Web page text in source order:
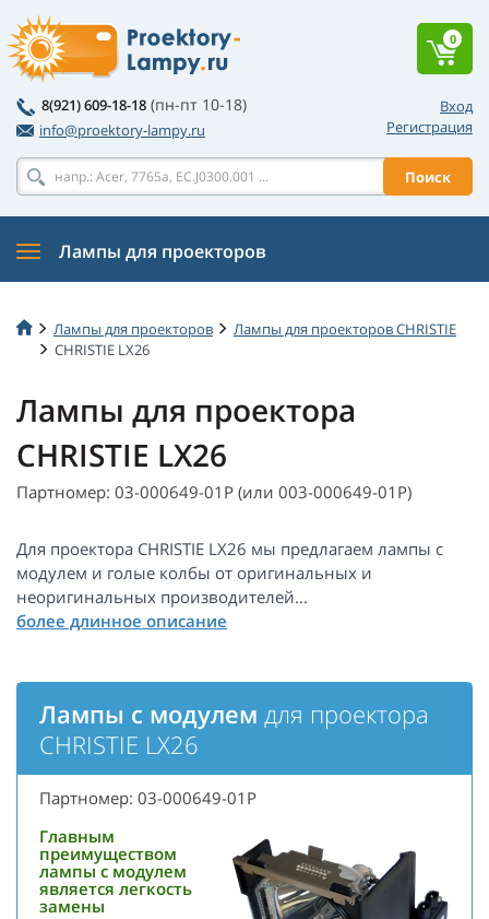
Вход
Регистрация
8(921) 609-18-18 (пн-пт 10-18)
info@proektory-lampy.ru
Поиск
0
Лампы для проекторов
Лампы для проекторов
Лампы для проекторов CHRISTIE
CHRISTIE LX26
Лампы для проектора
CHRISTIE LX26
Партномер: 03-000649-01P (или 003-000649-01P)
Для проектора CHRISTIE LX26 мы предлагаем лампы с
модулем и голые колбы от оригинальных и
неоригинальных производителей...
Лампы с модулем для проектора
CHRISTIE LX26
Партномер: 03-000649-01P
Главным
преимуществом
лампы с модулем
является легкость
замены